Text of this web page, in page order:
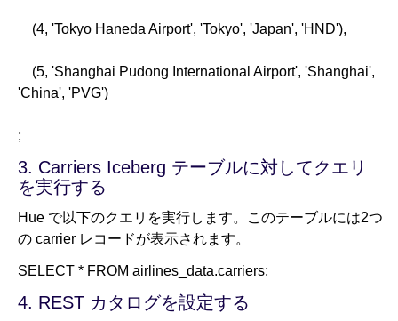
(4, 'Tokyo Haneda Airport', 'Tokyo', 'Japan', 'HND'),
(5, 'Shanghai Pudong International Airport', 'Shanghai',
'China', 'PVG')
;
3. Carriers Iceberg テーブルに対してクエリ
を実行する
Hue で以下のクエリを実行します。このテーブルには2つ
の carrier レコードが表示されます。
SELECT * FROM airlines_data.carriers;
4. REST カタログを設定する